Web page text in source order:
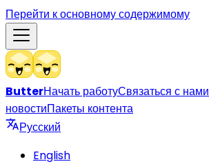
Перейти к основному содержимому
ButterНачать работуСвязаться с нами
новостиПакеты контента
Русский
English